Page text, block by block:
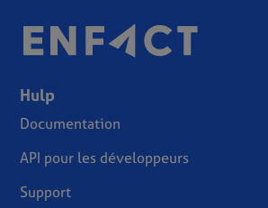
Hulp
Documentation
API pour les développeurs
Support